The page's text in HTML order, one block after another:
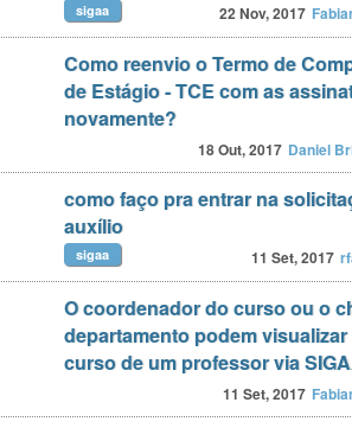
22 Nov, 2017
sigaa
Como reenvio o Termo de
de Estágio - TCE com as
novamente?
18 Out, 2017 Daniel
como faço pra entrar na
auxílio
11 Set, 2017
sigaa
O coordenador do curso ou o
departamento podem
curso de um professor via
11 Set, 2017